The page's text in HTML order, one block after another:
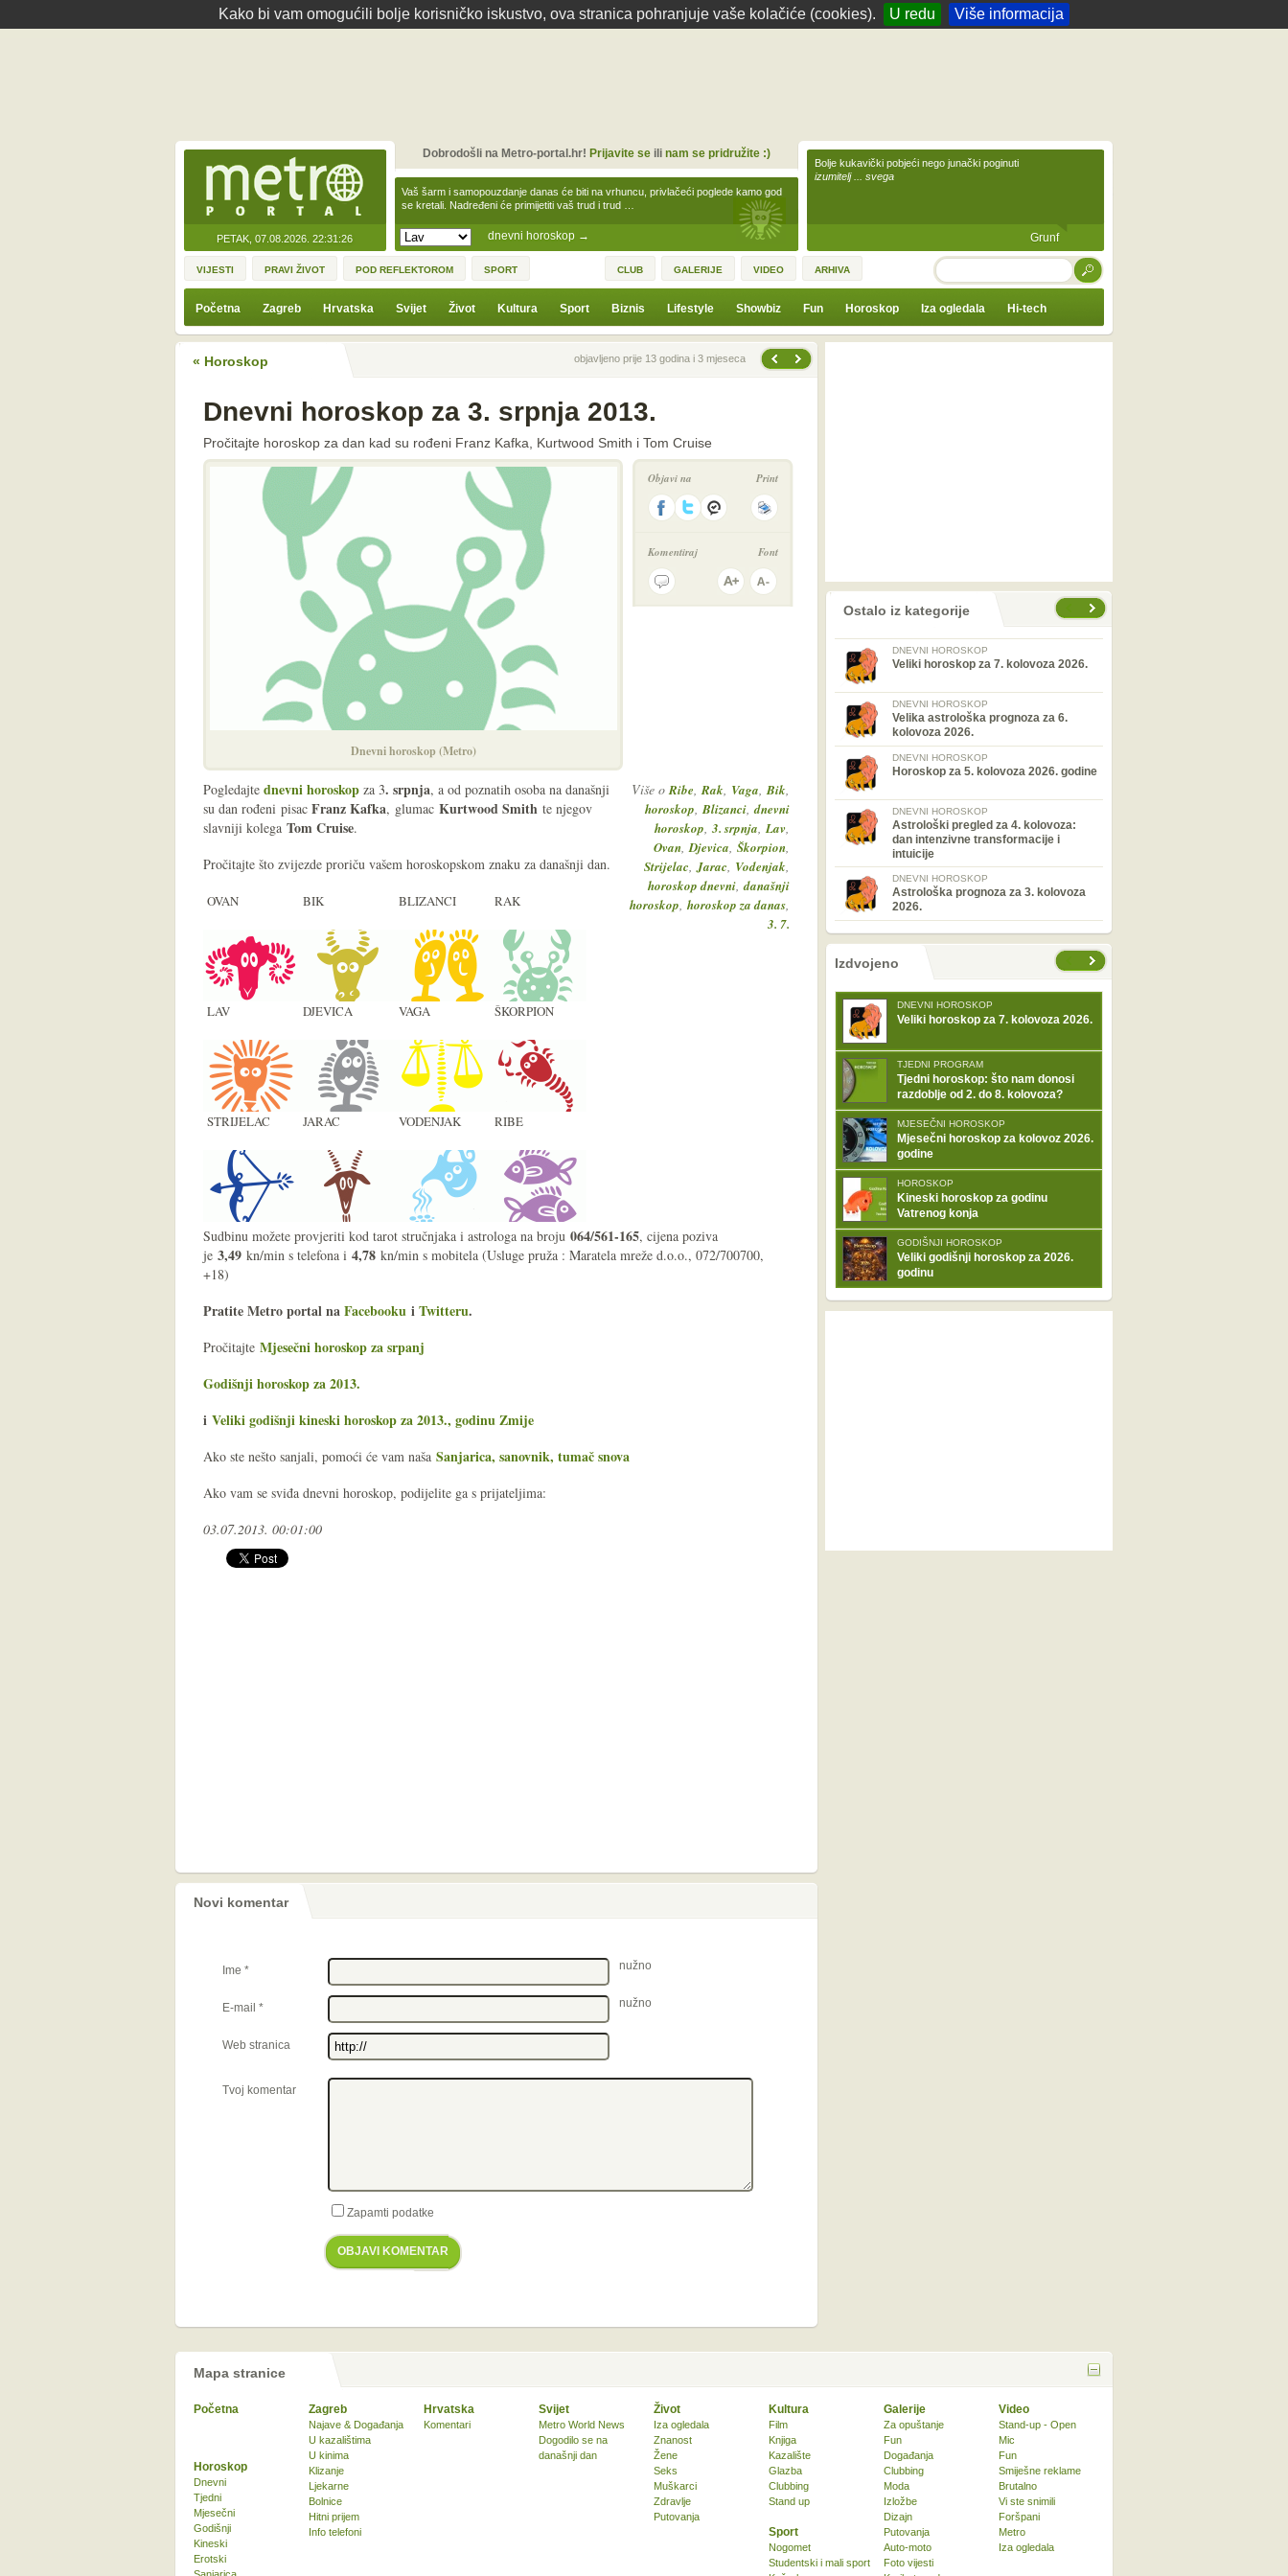
Kako bi vam omogućili bolje korisničko iskustvo, ova stranica pohranjuje vaše kolačiće (cookies). U redu Više informacija
PETAK, 07.08.2026. 22:31:26 dnevni horoskop →
Vaš šarm i samopouzdanje danas će biti na vrhuncu, privlačeći poglede kamo god
se kretali. Nadređeni će primijetiti vaš trud i trud …
Dobrodošli na Metro-portal.hr! Prijavite seili nam se pridružite :)
Bolje kukavički pobjeći nego junački poginuti
izumitelj ... svega
Grunf
VIJESTI PRAVI ŽIVOT POD REFLEKTOROM SPORT CLUB GALERIJE VIDEO ARHIVA TRAŽI
Početna Zagreb Hrvatska Svijet Život Kultura Sport Biznis Lifestyle Showbiz Fun Horoskop Iza ogledala Hi-tech
« Horoskop Prethodna vijestobjavljeno prije 13 godina i 3 mjeseca
Dnevni horoskop za 3. srpnja 2013.
Pročitajte horoskop za dan kad su rođeni Franz Kafka, Kurtwood Smith i Tom Cruise
Dnevni horoskop (Metro)
Objavi na Print
Komentiraj Font
Više oRibe,Rak, Vaga,Bik,
horoskop,Blizanci,dnevni
horoskop, 3. srpnja,Lav,
Ovan,Djevica, Škorpion,
Strijelac,Jarac, Vodenjak,
horoskop dnevni,današnji
horoskop, horoskop za danas,
3. 7.
Pogledajte dnevni horoskop za 3. srpnja, a od poznatih osoba na današnji
su dan rođeni pisac Franz Kafka, glumac Kurtwood Smith te njegov
slavniji kolega Tom Cruise.
Pročitajte što zvijezde proriču vašem horoskopskom znaku za današnji dan.
OVAN BIK BLIZANCI RAK
LAV DJEVICA VAGA ŠKORPION
STRIJELAC JARAC VODENJAK RIBE
Sudbinu možete provjeriti kod tarot stručnjaka i astrologa na broju 064/561-165, cijena poziva
je 3,49 kn/min s telefona i 4,78 kn/min s mobitela (Usluge pruža : Maratela mreže d.o.o., 072/700700,
+18)
Pratite Metro portal naFacebooku iTwitteru.
Pročitajte Mjesečni horoskop za srpanj
Godišnji horoskop za 2013.
i Veliki godišnji kineski horoskop za 2013., godinu Zmije
Ako ste nešto sanjali, pomoći će vam naša Sanjarica, sanovnik, tumač snova
Ako vam se sviđa dnevni horoskop, podijelite ga s prijateljima:
03.07.2013. 00:01:00
Novi komentar
Ime * nužno
E-mail * nužno
Web stranica
Tvoj komentar
Zapamti podatke
OBJAVI KOMENTAR
prethodno Ostalo iz kategorije
DNEVNI HOROSKOP
Veliki horoskop za 7. kolovoza 2026.
DNEVNI HOROSKOP
Velika astrološka prognoza za 6.
kolovoza 2026.
DNEVNI HOROSKOP
Horoskop za 5. kolovoza 2026. godine
DNEVNI HOROSKOP
Astrološki pregled za 4. kolovoza:
dan intenzivne transformacije i
intuicije
DNEVNI HOROSKOP
Astrološka prognoza za 3. kolovoza
2026.
nema prethodne stranice
sljedećeIzdvojeno
DNEVNI HOROSKOP
Veliki horoskop za 7. kolovoza 2026.
TJEDNI PROGRAM
Tjedni horoskop: što nam donosi
razdoblje od 2. do 8. kolovoza?
MJESEČNI HOROSKOP
Mjesečni horoskop za kolovoz 2026.
godine
HOROSKOP
Kineski horoskop za godinu
Vatrenog konja
GODIŠNJI HOROSKOP
Veliki godišnji horoskop za 2026.
godinu
Mapa stranice
Početna Zagreb
Najave & Događanja
U kazalištima
U kinima
Klizanje
Ljekarne
Bolnice
Hitni prijem
Info telefoni
Hrvatska
Komentari
Svijet
Metro World News
Dogodilo se na
današnji dan
Život
Iza ogledala
Znanost
Žene
Seks
Muškarci
Zdravlje
Putovanja
Kultura
Film
Knjiga
Kazalište
Glazba
Clubbing
Stand up
Sport
Nogomet
Studentski i mali sport
Horoskop
Dnevni
Tjedni
Mjesečni
Godišnji
Kineski
Erotski
Galerije
Za opuštanje
Fun
Događanja
Clubbing
Moda
Izložbe
Dizajn
Putovanja
Auto-moto
Foto vijesti
Video
Stand-up - Open
Mic
Fun
Smiješne reklame
Brutalno
Vi ste snimili
Foršpani
Metro
Iza ogledala